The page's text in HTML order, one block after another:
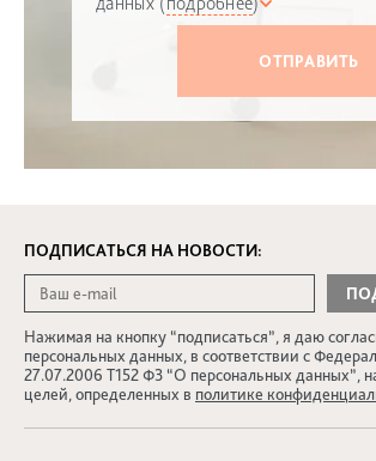
ПОДПИСАТЬСЯ НА НОВОСТИ:
Нажимая на кнопку “подписаться”, я даю
персональных данных, в соответствии с
27.07.2006 Т152 ФЗ “О персональных данных”,
целей, определенных в политике